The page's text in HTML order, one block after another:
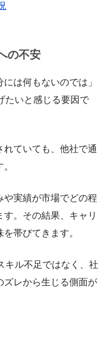
の不安
は何もないのでは」
たいと感じる要因で
れていても、他社で通
実績が市場でどの程
。その結果、キャリ
帯びてきます。
キル不足ではなく、社
ズレから生じる側面が